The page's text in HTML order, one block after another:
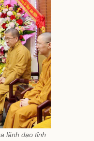
lãnh đạo tỉnh